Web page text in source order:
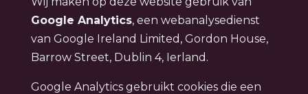
Google Analytics, een webanalysedienst
van Google Ireland Limited, Gordon House,
Barrow Street, Dublin 4, Ierland.
Google Analytics gebruikt cookies die een